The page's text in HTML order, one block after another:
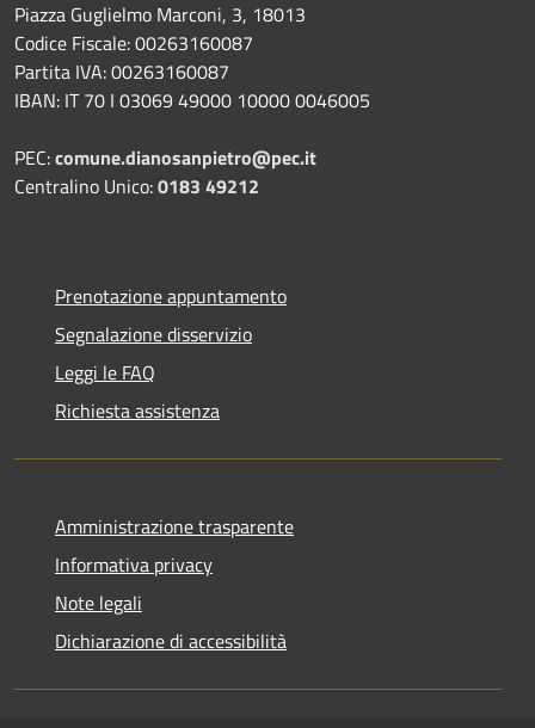
Piazza Guglielmo Marconi, 3, 18013
Codice Fiscale: 00263160087
Partita IVA: 00263160087
IBAN: IT 70 I 03069 49000 10000 0046005
PEC:comune.dianosanpietro@pec.it
Centralino Unico:0183 49212
Prenotazione appuntamento
Segnalazione disservizio
Leggi le FAQ
Richiesta assistenza
Amministrazione trasparente
Informativa privacy
Note legali
Dichiarazione di accessibilità